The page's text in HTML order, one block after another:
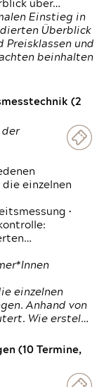
über…
Einstieg in
Überblick
Preisklassen und
beinhalten
(2
der
einzelnen
•
einzelnen
Anhand von
Wie erstel…
(10 Termine,